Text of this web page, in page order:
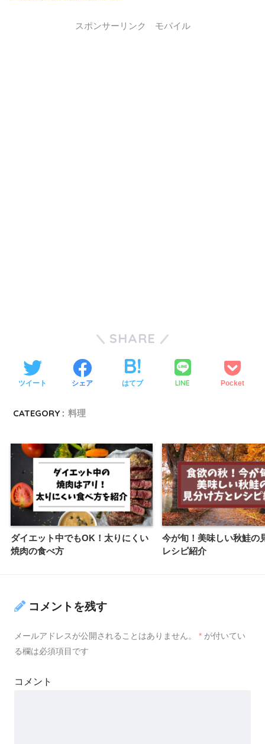
スポンサーリンク モバイル
SHARE
ツイート シェア はてブ LINE Pocket
CATEGORY : 料理
ダイエット中でもOK！太りにくい
焼肉の食べ方
今が旬！美味しい秋鮭の
レシピ紹介
コメントを残す
メールアドレスが公開されることはありません。 * が付いてい
る欄は必須項目です
コメント